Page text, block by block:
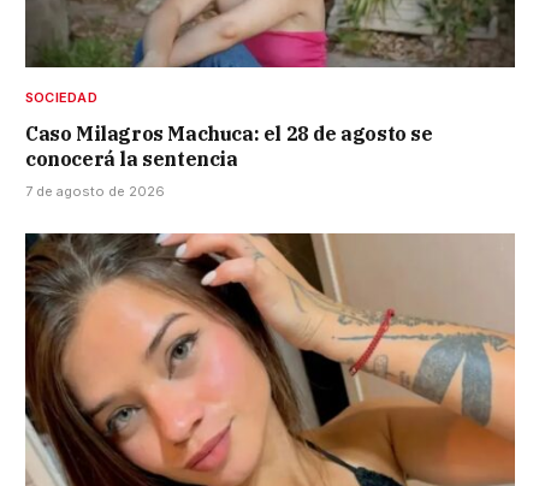
SOCIEDAD
Caso Milagros Machuca: el 28 de agosto se
conocerá la sentencia
7 de agosto de 2026